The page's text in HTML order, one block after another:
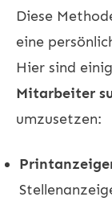
Diese
eine
Hier sind
Mitarbeiter
umzusetzen: